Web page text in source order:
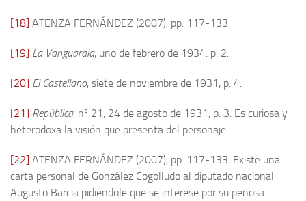
[18] ATENZA FERNÁNDEZ (2007), pp. 117-133.
[19] La Vanguardia, uno de febrero de 1934. p. 2.
[20] El Castellano, siete de noviembre de 1931, p. 4.
[21] República, nº 21, 24 de agosto de 1931, p. 3. Es curiosa y
heterodoxa la visión que presenta del personaje.
[22] ATENZA FERNÁNDEZ (2007), pp. 117-133. Existe una
carta personal de González Cogolludo al diputado nacional
Augusto Barcia pidiéndole que se interese por su penosa